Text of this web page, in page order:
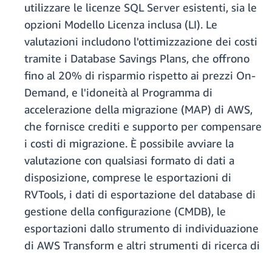
utilizzare le licenze SQL Server esistenti, sia le
opzioni Modello Licenza inclusa (LI). Le
valutazioni includono l'ottimizzazione dei costi
tramite i Database Savings Plans, che offrono
fino al 20% di risparmio rispetto ai prezzi On-
Demand, e l'idoneità al Programma di
accelerazione della migrazione (MAP) di AWS,
che fornisce crediti e supporto per compensare
i costi di migrazione. È possibile avviare la
valutazione con qualsiasi formato di dati a
disposizione, comprese le esportazioni di
RVTools, i dati di esportazione del database di
gestione della configurazione (CMDB), le
esportazioni dallo strumento di individuazione
di AWS Transform e altri strumenti di ricerca di